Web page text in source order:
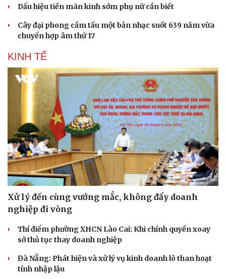
Dấu hiệu tiền mãn kinh sớm phụ nữ cần biết
Cây đại phong cầm tấu một bản nhạc suốt 639 năm vừa
chuyển hợp âm thứ 17
KINH TẾ
Xử lý đến cùng vướng mắc, không đẩy doanh
nghiệp đi vòng
Thí điểm phường XHCN Lào Cai: Khi chính quyền xoay
sở thủ tục thay doanh nghiệp
Đà Nẵng: Phát hiện và xử lý vụ kinh doanh lô than hoạt
tính nhập lậu